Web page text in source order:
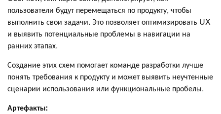
пользователи будут перемещаться по продукту, чтобы
выполнить свои задачи. Это позволяет оптимизировать UX
и выявить потенциальные проблемы в навигации на
ранних этапах.
Создание этих схем помогает команде разработки лучше
понять требования к продукту и может выявить неучтенные
сценарии использования или функциональные пробелы.
Артефакты: